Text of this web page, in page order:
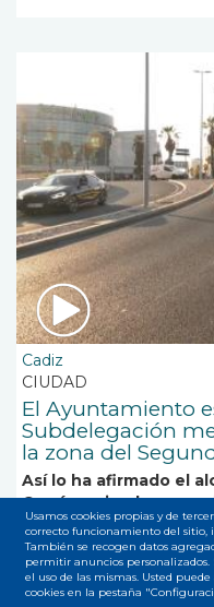
Cadiz
CIUDAD
El Ayuntamiento
Subdelegación
la zona del
Así lo ha afirmado el
García, quien ha
indicadores de tráfico
Usamos cookies propias y de
correcto funcionamiento del sitio,
También se recogen datos
permitir anuncios
el uso de las mismas. Usted
cookies en la pestaña